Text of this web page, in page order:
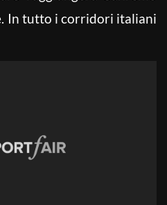
In tutto i corridori italiani